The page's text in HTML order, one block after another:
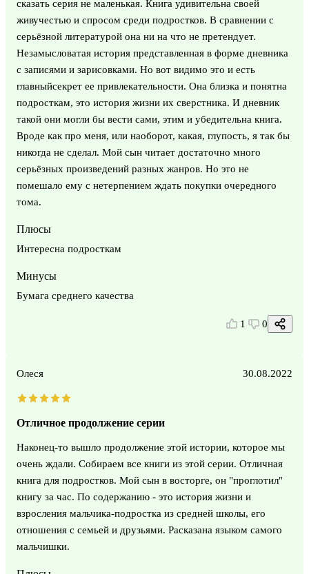
сказать серия не маленькая. Книга удивительна своей
живучестью и спросом среди подростков. В сравнении с
серьёзной литературой она ни на что не претендует.
Незамысловатая история представленная в форме дневника
с записями и зарисовками. Но вот видимо это и есть
главныйсекрет ее привлекательности. Она близка и понятна
подросткам, это история жизни их сверстника. И дневник
такой они могли бы вести сами, этим и убедительна книга.
Вроде как про меня, или наоборот, какая, глупость, я так бы
никогда не сделал. Мой сын читает достаточно много
серьёзных произведений разных жанров. Но это не
помешало ему с нетерпением ждать покупки очередного
тома.
Плюсы
Интересна подросткам
Минусы
Бумага среднего качества
1 0
Олеся 30.08.2022
Отличное продолжение серии
Наконец-то вышло продолжение этой истории, которое мы
очень ждали. Собираем все книги из этой серии. Отличная
книга для подростков. Мой сын в восторге, он "проглотил"
книгу за час. По содержанию - это история жизни и
взросления мальчика-подростка из средней школы, его
отношения с семьей и друзьями. Расказана языком самого
мальчишки.